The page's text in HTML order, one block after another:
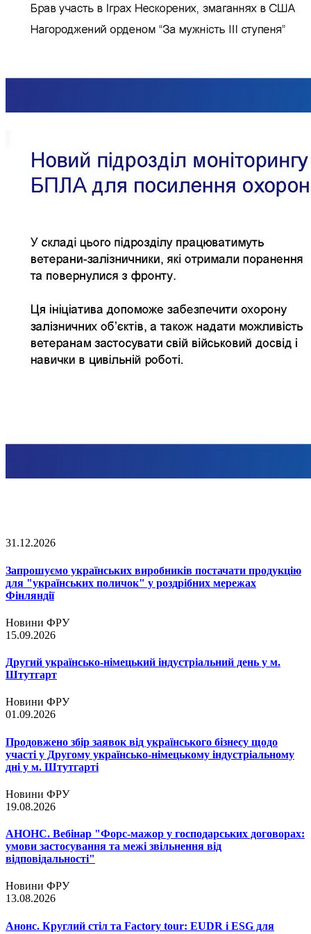
31.12.2026
Запрошуємо українських виробників постачати продукцію
для "українських поличок" у роздрібних мережах
Фінляндії
Новини ФРУ
15.09.2026
Другий українсько-німецький індустріальний день у м.
Штутгарт
Новини ФРУ
01.09.2026
Продовжено збір заявок від українського бізнесу щодо
участі у Другому українсько-німецькому індустріальному
дні у м. Штутгарті
Новини ФРУ
19.08.2026
АНОНС. Вебінар "Форс-мажор у господарських договорах:
умови застосування та межі звільнення від
відповідальності"
Новини ФРУ
13.08.2026
Анонс. Круглий стіл та Factory tour: EUDR і ESG для